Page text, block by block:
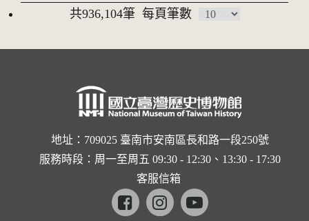
共936,104筆 每頁筆數
地址：709025 臺南市安南區長和路一段250號
服務時段：周一至周五 09:30 - 12:30、13:30 - 17:30
客服信箱
Facebookinstagramyoutube